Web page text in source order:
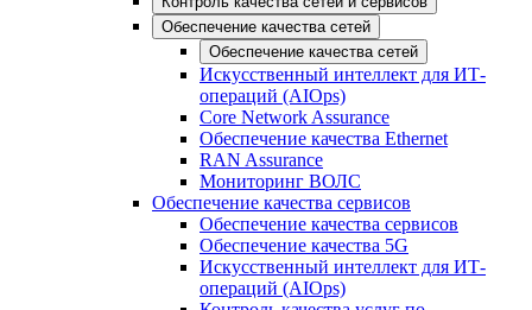
Обеспечение качества сетей
Обеспечение качества сетей
Искусственный интеллект для ИТ-
операций (AIOps)
Core Network Assurance
Обеспечение качества Ethernet
RAN Assurance
Мониторинг ВОЛС
Обеспечение качества сервисов
Обеспечение качества сервисов
Обеспечение качества 5G
Искусственный интеллект для ИТ-
операций (AIOps)